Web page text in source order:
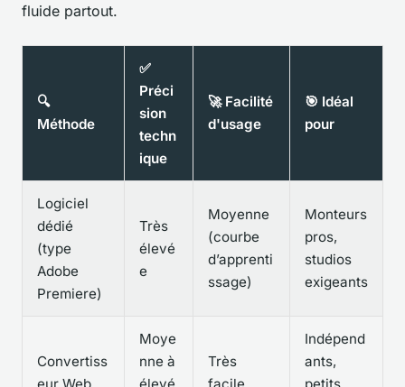
fluide partout.
🔍
Méthode
✅
Préci
sion
techn
ique
🚀 Facilité
d'usage
🎯 Idéal
pour
Logiciel
dédié
(type
Adobe
Premiere)
Très
élevé
e
Moyenne
(courbe
d’apprenti
ssage)
Monteurs
pros,
studios
exigeants
Convertiss
eur Web
Moye
nne à
élevé
Très
facile
Indépend
ants,
petits